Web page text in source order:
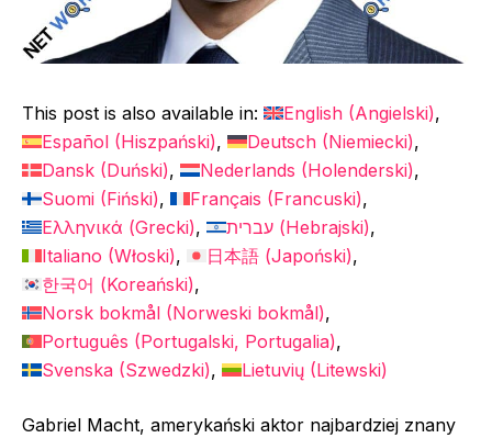
This post is also available in: English (Angielski)
Español (Hiszpański) Deutsch (Niemiecki)
Dansk (Duński) Nederlands (Holenderski)
Suomi (Fiński) Français (Francuski)
Ελληνικά (Grecki) עברית (Hebrajski)
Italiano (Włoski) 日本語 (Japoński)
한국어 (Koreański)
Norsk bokmål (Norweski bokmål)
Português (Portugalski, Portugalia)
Svenska (Szwedzki) Lietuvių (Litewski)
Gabriel Macht, amerykański aktor najbardziej znany